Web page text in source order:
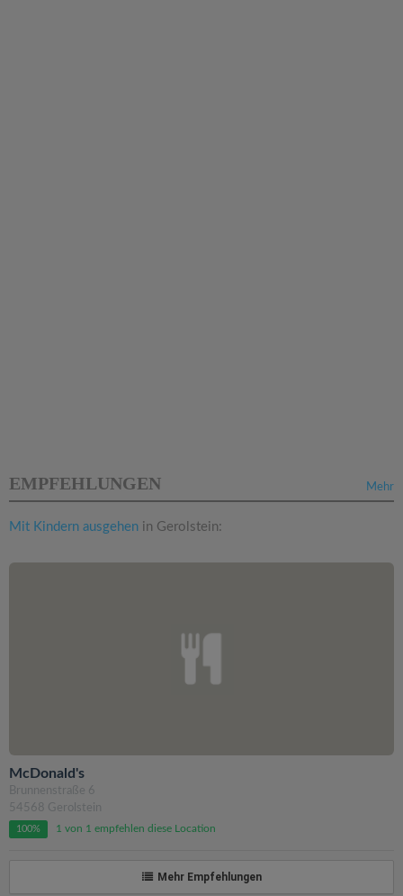
Mehr
EMPFEHLUNGEN
Mit Kindern ausgehen in Gerolstein:
McDonald's
Brunnenstraße 6
54568 Gerolstein
100% 1 von 1 empfehlen diese Location
Mehr Empfehlungen